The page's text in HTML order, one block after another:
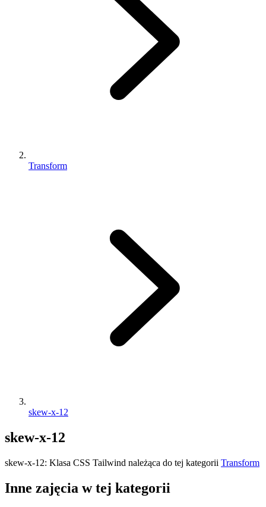
Transform
skew-x-12
skew-x-12
skew-x-12: Klasa CSS Tailwind należąca do tej kategorii Transform
Inne zajęcia w tej kategorii